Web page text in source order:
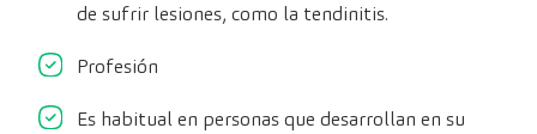
de sufrir lesiones, como la tendinitis.
Profesión
Es habitual en personas que desarrollan en su